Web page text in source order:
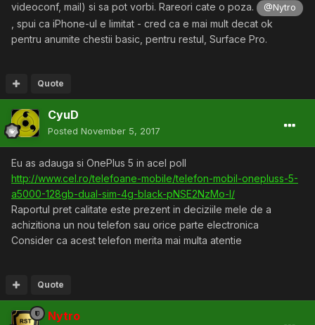
videoconf, mail) si sa pot vorbi. Rareori cate o poza.
@Nytro
, spui ca iPhone-ul e limitat - cred ca e mai mult decat ok
pentru anumite chestii basic, pentru restul, Surface Pro.
Quote
CyuD
Posted November 5, 2017
Eu as adauga si OnePlus 5 in acel poll
http://www.cel.ro/telefoane-mobile/telefon-mobil-onepluss-5-
a5000-128gb-dual-sim-4g-black-pNSE2NzMo-l/
Raportul pret calitate este prezent in deciziile mele de a
achizitiona un nou telefon sau orice parte electronica
Consider ca acest telefon merita mai multa atentie
Quote
Nytro